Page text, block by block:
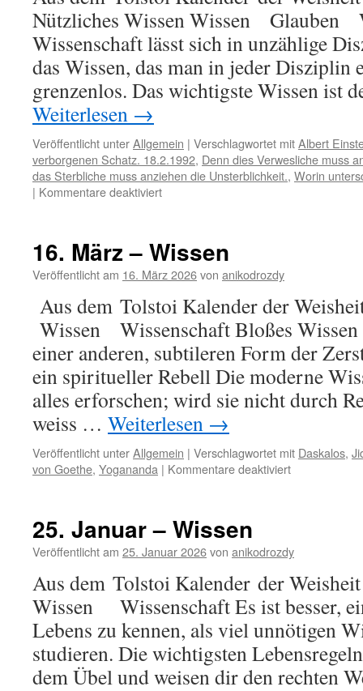
Nützliches Wissen Wissen Glauben
Wissenschaft lässt sich in unzählige
das Wissen, das man in jeder Disziplin
grenzenlos. Das wichtigste Wissen ist
Weiterlesen →
Veröffentlicht unterAllgemein | Verschlagwortet mitAlbert
verborgenen Schatz. 18.2.1992, Denn dies Verwesliche muss
das Sterbliche muss anziehen die Unsterblichkeit., Worin
| Kommentare deaktiviertfür
Nützliches
Wissen
16. März – Wissen
Veröffentlicht am 16. März 2026von anikodrozdy
Aus dem Tolstoi Kalender der
Wissen Wissenschaft Bloßes
einer anderen, subtileren Form der
ein spiritueller Rebell Die moderne
alles erforschen; wird sie nicht durch
weiss … Weiterlesen →
Veröffentlicht unterAllgemein | Verschlagwortet mit Daskalos,
von Goethe, Yogananda | Kommentare deaktiviertfür
25. Januar – Wissen
Veröffentlicht am 25. Januar 2026von anikodrozdy
Aus dem Tolstoi Kalender der
Wissen Wissenschaft Es ist besser,
Lebens zu kennen, als viel unnötigen
studieren. Die wichtigsten
dem Übel und weisen dir den rechten